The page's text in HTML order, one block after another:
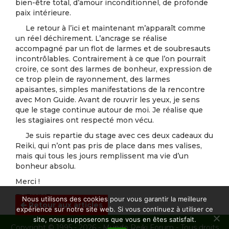
Retour aux articles
bien-être total, d’amour inconditionnel, de profonde
paix intérieure.
Le retour à l’ici et maintenant m’apparaît comme
un réel déchirement. L’ancrage se réalise
accompagné par un flot de larmes et de soubresauts
incontrôlables. Contrairement à ce que l’on pourrait
croire, ce sont des larmes de bonheur, expression de
ce trop plein de rayonnement, des larmes
apaisantes, simples manifestations de la rencontre
avec Mon Guide. Avant de rouvrir les yeux, je sens
que le stage continue autour de moi. Je réalise que
les stagiaires ont respecté mon vécu.
Je suis repartie du stage avec ces deux cadeaux du
Reiki, qui n’ont pas pris de place dans mes valises,
mais qui tous les jours remplissent ma vie d’un
bonheur absolu.
Merci !
EVELYNE
Nous utilisons des cookies pour vous garantir la meilleure
expérience sur notre site web. Si vous continuez à utiliser ce
site, nous supposerons que vous en êtes satisfait.